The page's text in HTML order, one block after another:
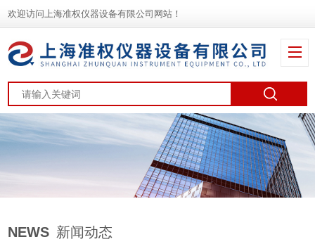
欢迎访问上海准权仪器设备有限公司网站！
NEWS 新闻动态